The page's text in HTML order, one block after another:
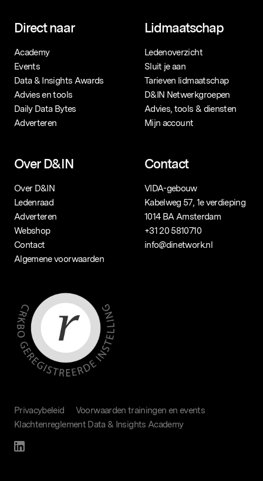
Direct naar
Academy
Events
Data & Insights Awards
Advies en tools
Daily Data Bytes
Adverteren
Lidmaatschap
Ledenoverzicht
Sluit je aan
Tarieven lidmaatschap
D&IN Netwerkgroepen
Advies, tools & diensten
Mijn account
Over D&IN
Over D&IN
Ledenraad
Adverteren
Webshop
Contact
Algemene voorwaarden
Contact
VIDA-gebouw
Kabelweg 57, 1e verdieping
1014 BA Amsterdam
+31 20 5810710
info@dinetwork.nl
Privacybeleid
Voorwaarden trainingen en events
Klachtenreglement Data & Insights Academy